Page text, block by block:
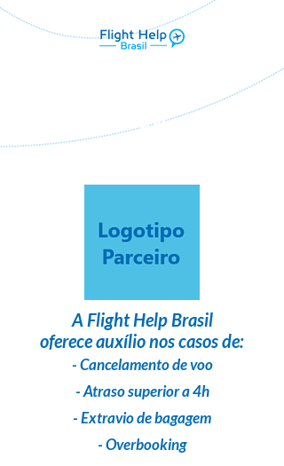
em parceria com
A Flight Help Brasil
oferece auxílio nos casos de:
- Cancelamento de voo
- Atraso superior a 4h
- Extravio de bagagem
- Overbooking